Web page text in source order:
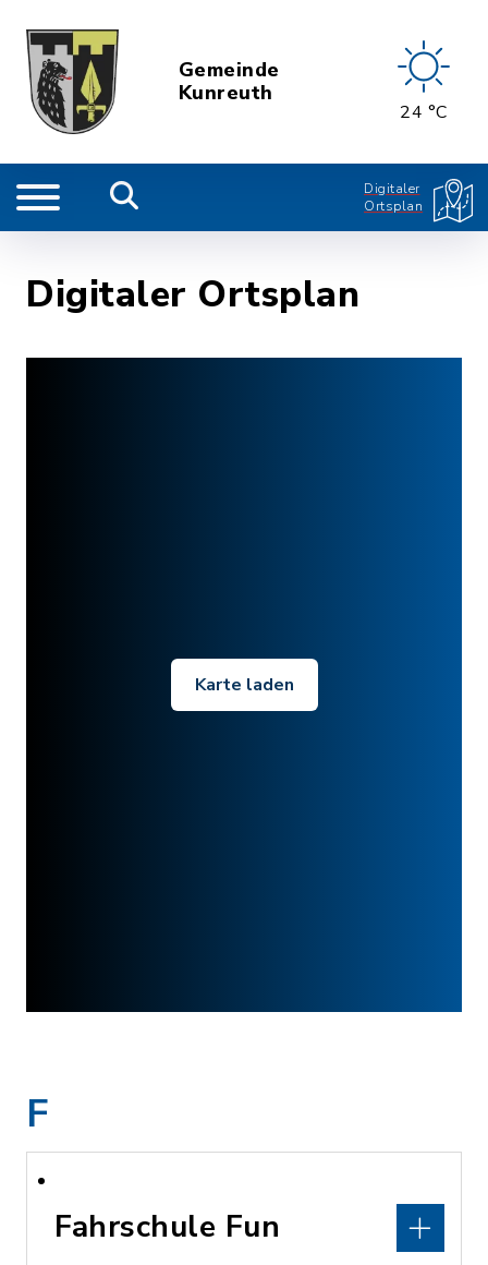
Gemeinde
Kunreuth
24 °C
Digitaler
Ortsplan
Digitaler Ortsplan
Karte laden
F
Fahrschule Fun